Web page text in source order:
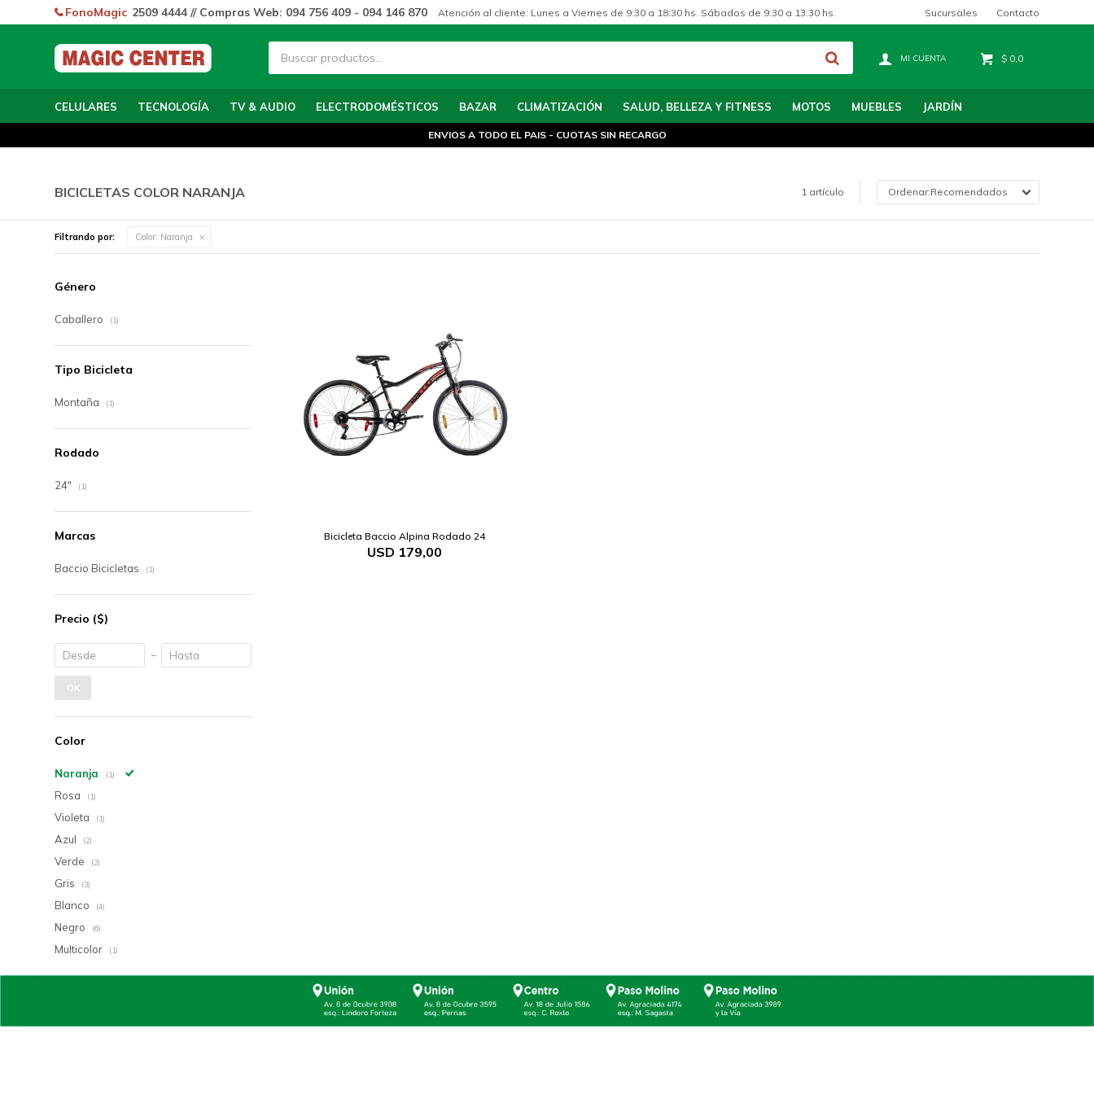
CELULARES TECNOLOGÍA TV & AUDIO ELECTRODOMÉSTICOS BAZAR CLIMATIZACIÓN SALUD, BELLEZA Y FITNESS MOTOS MUEBLES JARDÍN
$ 0,0
FonoMagic 2509 4444 // Compras Web: 094 756 409 - 094 146 870 Atención al cliente: Lunes a Viernes de 9:30 a 18:30 hs. Sábados de 9:30 a 13:30 hs. Sucursales Contacto
ENVIOS A TODO EL PAIS - CUOTAS SIN RECARGO
BICICLETAS COLOR NARANJA 1 artículo Recomendados
Filtrando por: Color: Naranja
Bicicleta Baccio Alpina Rodado 24
USD 179,00
Género
Caballero (1)
Tipo Bicicleta
Montaña (1)
Rodado
24" (1)
Marcas
Baccio Bicicletas (1)
Precio ($)
OK
Color
Naranja (1)
Rosa (1)
Violeta (1)
Azul (2)
Verde (2)
Gris (3)
Blanco (4)
Negro (6)
Multicolor (1)